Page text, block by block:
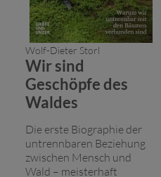
Wolf-Dieter Storl
Wir sind
Geschöpfe des
Waldes
Die erste Biographie der
untrennbaren Beziehung
zwischen Mensch und
Wald – meisterhaft